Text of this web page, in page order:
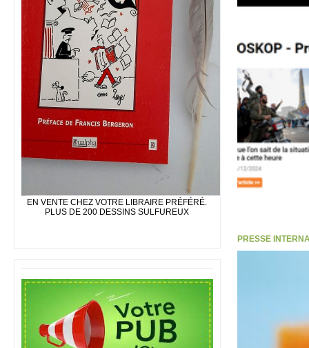
EN VENTE CHEZ VOTRE LIBRAIRE PRÉFÉRÉ.
PLUS DE 200 DESSINS SULFUREUX
PRESSE